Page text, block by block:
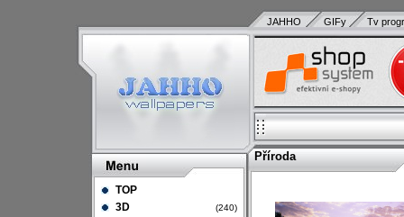
TOP
3D
(240)
JAHHO GIFy Tv
Příroda